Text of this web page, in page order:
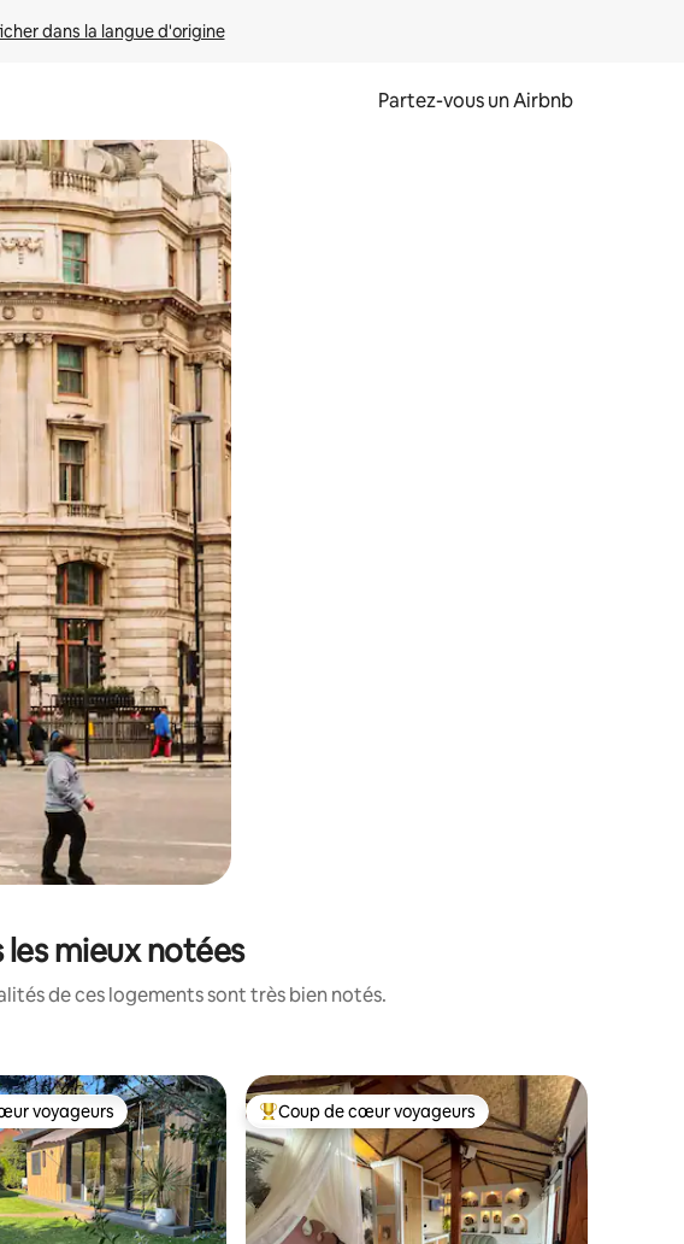
dans la langue d'origine
Partez-vous un Airbnb
appuyant dessus et en les faisant glisser.
les mieux notées
de ces logements sont très bien notés.
voyageurs parmi les plus aimés
voyageurs Coup de cœur voyageurs parmi les plus aimés
Coup de cœur voyageurs